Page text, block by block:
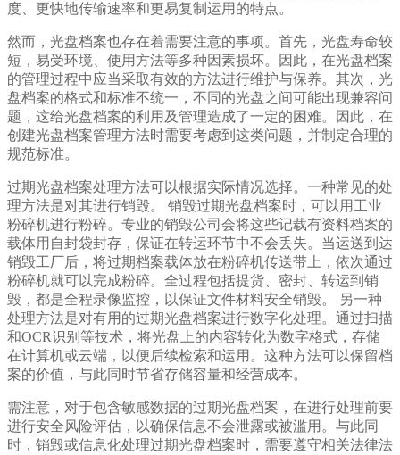
度、更快地传输速率和更易复制运用的特点。
然而，光盘档案也存在着需要注意的事项。首先，光盘寿命较
短，易受环境、使用方法等多种因素损坏。因此，在光盘档案
的管理过程中应当采取有效的方法进行维护与保养。其次，光
盘档案的格式和标准不统一，不同的光盘之间可能出现兼容问
题，这给光盘档案的利用及管理造成了一定的困难。因此，在
创建光盘档案管理方法时需要考虑到这类问题，并制定合理的
规范标准。
过期光盘档案处理方法可以根据实际情况选择。一种常见的处
理方法是对其进行销毁。 销毁过期光盘档案时，可以用工业
粉碎机进行粉碎。专业的销毁公司会将这些记载有资料档案的
载体用自封袋封存，保证在转运环节中不会丢失。当运送到达
销毁工厂后，将过期档案载体放在粉碎机传送带上，依次通过
粉碎机就可以完成粉碎。全过程包括提货、密封、转运到销
毁，都是全程录像监控，以保证文件材料安全销毁。 另一种
处理方法是对有用的过期光盘档案进行数字化处理。通过扫描
和OCR识别等技术，将光盘上的内容转化为数字格式，存储
在计算机或云端，以便后续检索和运用。这种方法可以保留档
案的价值，与此同时节省存储容量和经营成本。
需注意，对于包含敏感数据的过期光盘档案，在进行处理前要
进行安全风险评估，以确保信息不会泄露或被滥用。与此同
时，销毁或信息化处理过期光盘档案时，需要遵守相关法律法